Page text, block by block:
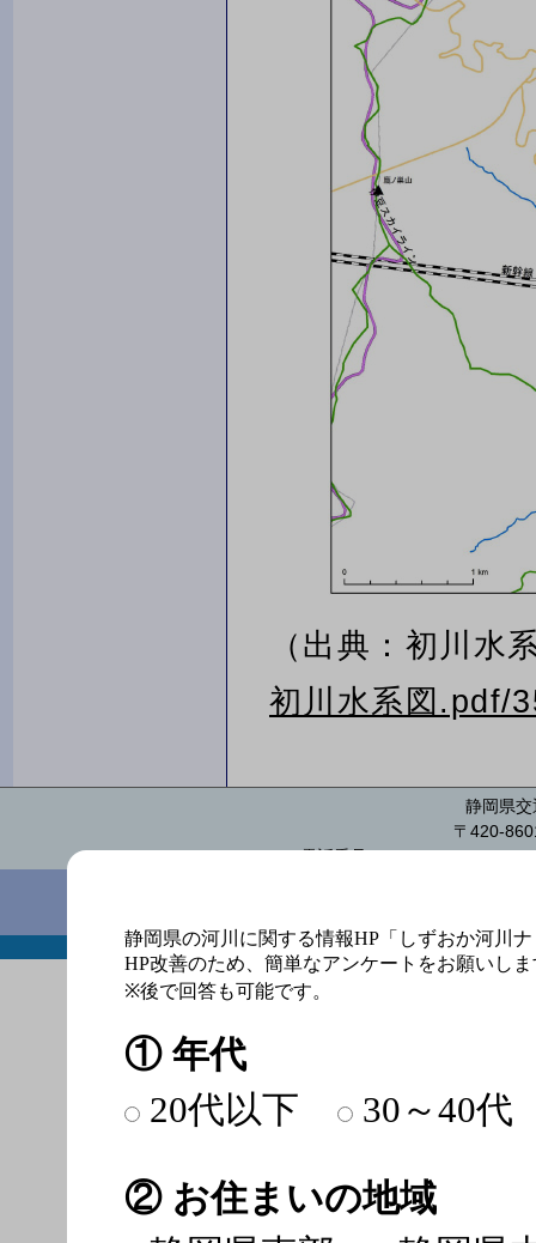
静岡県の河川に関する情報HP「しずおか河川
HP改善のため、簡単なアンケートをお願いしま
※後で回答も可能です。
① 年代
20代以下 30～40代
② お住まいの地域
（出典：初川水
初川水系図.pdf/
静岡県
〒420-
電話番号：054-221-3038
Copyright